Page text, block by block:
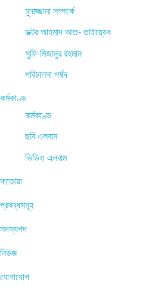
মুনাজ্জামা সম্পর্কে
ডক্টর আহমাদ আত- তাইয়্যেব
সুফি মিজানুর রহমান
পরিচালনা পর্ষদ
কর্মকাণ্ড
কর্মকাণ্ড
ছবি এলবাম
ভিডিও এলবাম
ফতোয়া
প্রবন্ধসমূহ
সদস্যপদ
নিউজ
যোগাযোগ